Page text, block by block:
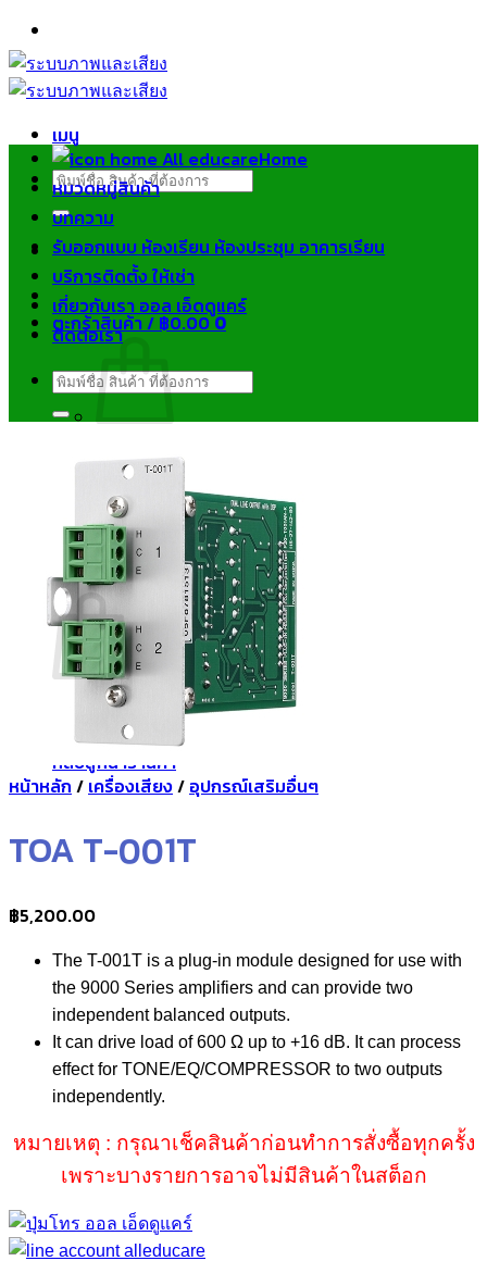
ข้าม
ไป
ยัง
เมนู
ค้นหา:
ตะกร้าสินค้า /฿0.000
ไม่มีสินค้าในตะกร้า
กลับสู่หน้าร้านค้า
ตะกร้าสินค้า
ไม่มีสินค้าในตะกร้า
กลับสู่หน้าร้านค้า
Home
หมวดหมู่สินค้า
บทความ
รับออกแบบ ห้องเรียน ห้องประชุม อาคารเรียน
บริการติดตั้ง ให้เช่า
เกี่ยวกับเรา ออล เอ็ดดูแคร์
ติดต่อเรา
ค้นหา:
หน้าหลัก / เครื่องเสียง/ อุปกรณ์เสริมอื่นๆ
TOA T-001T
฿5,200.00
The T-001T is a plug-in module designed for use with
the 9000 Series amplifiers and can provide two
independent balanced outputs.
It can drive load of 600 Ω up to +16 dB. It can process
effect for TONE/EQ/COMPRESSOR to two outputs
independently.
หมายเหตุ : กรุณาเช็คสินค้าก่อนทำการสั่งซื้อทุกครั้ง
เพราะบางรายการอาจไม่มีสินค้าในสต็อก